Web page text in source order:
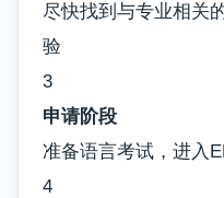
尽快找到与专业相关
验
3
申请阶段
准备语言考试，进入
4